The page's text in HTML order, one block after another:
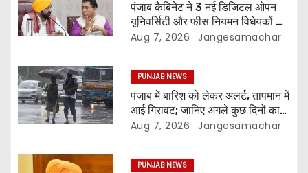
पंजाब कैबिनेट ने 3 नई डिजिटल ओपन
यूनिवर्सिटी और फीस नियमन विधेयकों को
दी मंजूरी
Aug 7, 2026 Jangesamachar
PUNJAB NEWS
पंजाब में बारिश को लेकर अलर्ट, तापमान में
आई गिरावट; जानिए अगले कुछ दिनों का
मौसम
Aug 7, 2026 Jangesamachar
PUNJAB NEWS